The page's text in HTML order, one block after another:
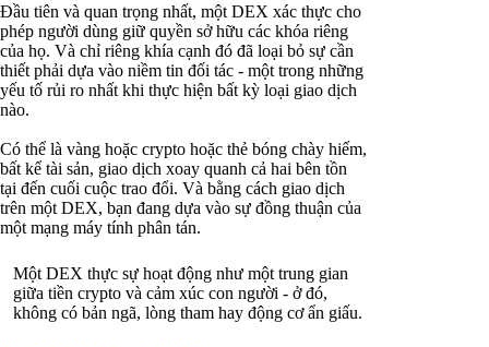
Đầu tiên và quan trọng nhất, một DEX xác thực cho
phép người dùng giữ quyền sở hữu các khóa riêng
của họ. Và chỉ riêng khía cạnh đó đã loại bỏ sự cần
thiết phải dựa vào niềm tin đối tác - một trong những
yếu tố rủi ro nhất khi thực hiện bất kỳ loại giao dịch
nào.
Có thể là vàng hoặc crypto hoặc thẻ bóng chày hiếm,
bất kể tài sản, giao dịch xoay quanh cả hai bên tồn
tại đến cuối cuộc trao đổi. Và bằng cách giao dịch
trên một DEX, bạn đang dựa vào sự đồng thuận của
một mạng máy tính phân tán.
Một DEX thực sự hoạt động như một trung gian
giữa tiền crypto và cảm xúc con người - ở đó,
không có bản ngã, lòng tham hay động cơ ẩn giấu.